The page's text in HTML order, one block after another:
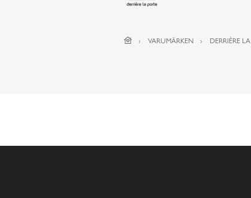
VARUMÄRKEN DERRIÈRE